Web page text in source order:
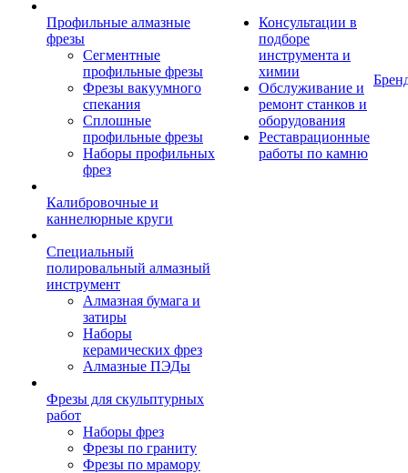
Профильные алмазные
фрезы
Сегментные
профильные фрезы
Фрезы вакуумного
спекания
Сплошные
профильные фрезы
Наборы профильных
фрез
Калибровочные и
каннелюрные круги
Специальный
полировальный алмазный
инструмент
Алмазная бумага и
затиры
Наборы
керамических фрез
Алмазные ПЭДы
Фрезы для скульптурных
работ
Наборы фрез
Фрезы по граниту
Фрезы по мрамору
Консультации в
подборе
инструмента и
химии
Обслуживание и
ремонт станков и
оборудования
Реставрационные
работы по камню